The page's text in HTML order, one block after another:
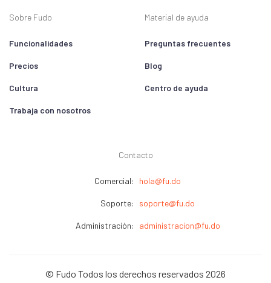
Sobre Fudo
Funcionalidades
Precios
Cultura
Trabaja con nosotros
Material de ayuda
Preguntas frecuentes
Blog
Centro de ayuda
Contacto
Comercial: hola@fu.do
Soporte: soporte@fu.do
Administración: administracion@fu.do
© Fudo Todos los derechos reservados 2026